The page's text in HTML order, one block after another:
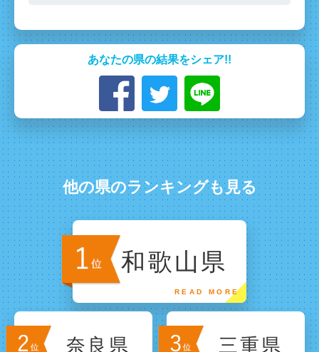
あなたの県の結果をシェア!!
他の県のランキングも見る
和歌山県
奈良県 三重県